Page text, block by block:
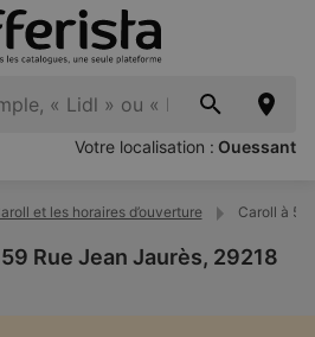
Votre localisation : Ouessant
et les horaires d’ouverture Caroll à 59
Rue Jean Jaurès, 29218